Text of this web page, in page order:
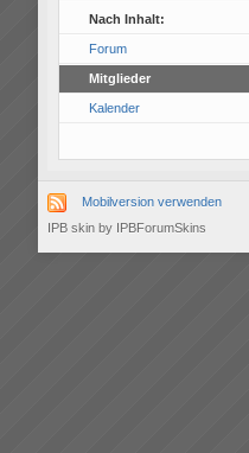
Nach Inhalt:
Forum
Mitglieder
Kalender
Mobilversion verwenden
IPB skin by IPBForumSkins